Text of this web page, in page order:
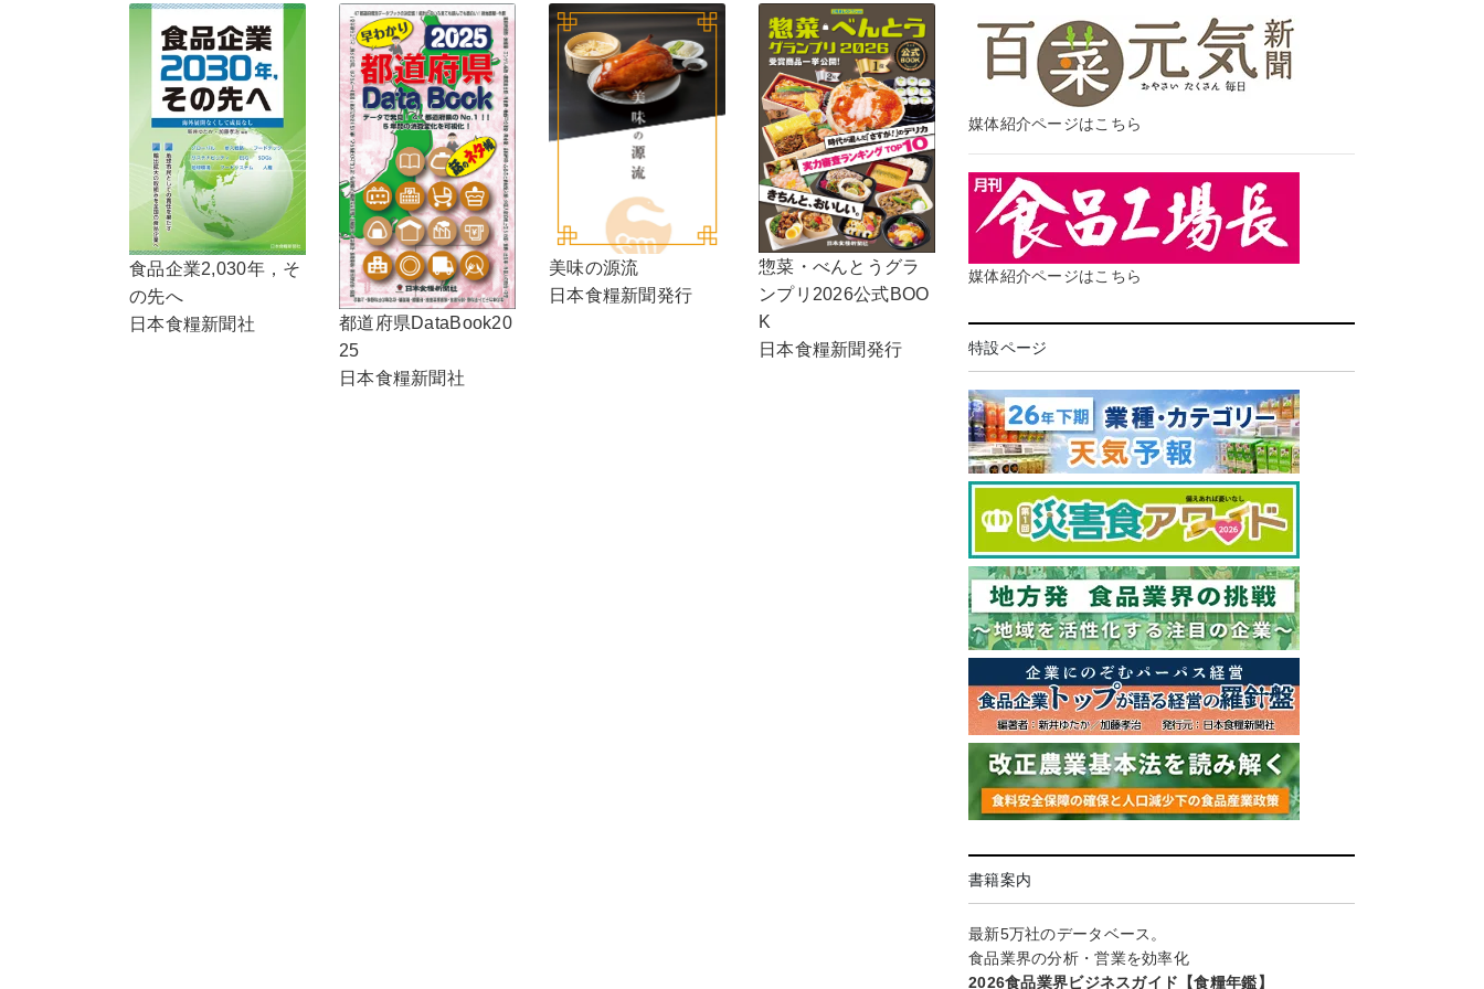
食品企業2,030年，そ
の先へ
日本食糧新聞社
都道府県DataBook20
25
日本食糧新聞社
美味の源流
日本食糧新聞発行
惣菜・べんとうグラ
ンプリ2026公式BOO
K
日本食糧新聞発行
媒体紹介ページはこちら
媒体紹介ページはこちら
特設ページ
書籍案内
最新5万社のデータベース。
食品業界の分析・営業を効率化
2026食品業界ビジネスガイド【食糧年鑑】